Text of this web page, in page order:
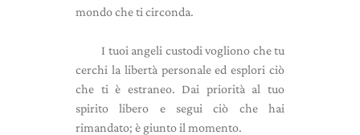
mondo che ti circonda.
I tuoi angeli custodi vogliono che tu
cerchi la libertà personale ed esplori ciò
che ti è estraneo. Dai priorità al tuo
spirito libero e segui ciò che hai
rimandato; è giunto il momento.